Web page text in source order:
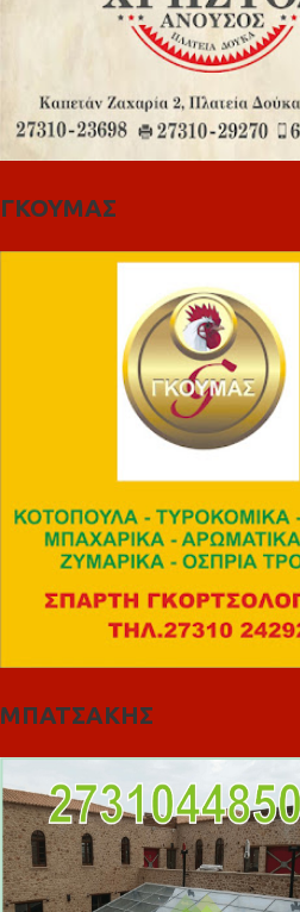
ΓΚΟΥΜΑΣ
ΜΠΑΤΣΑΚΗΣ